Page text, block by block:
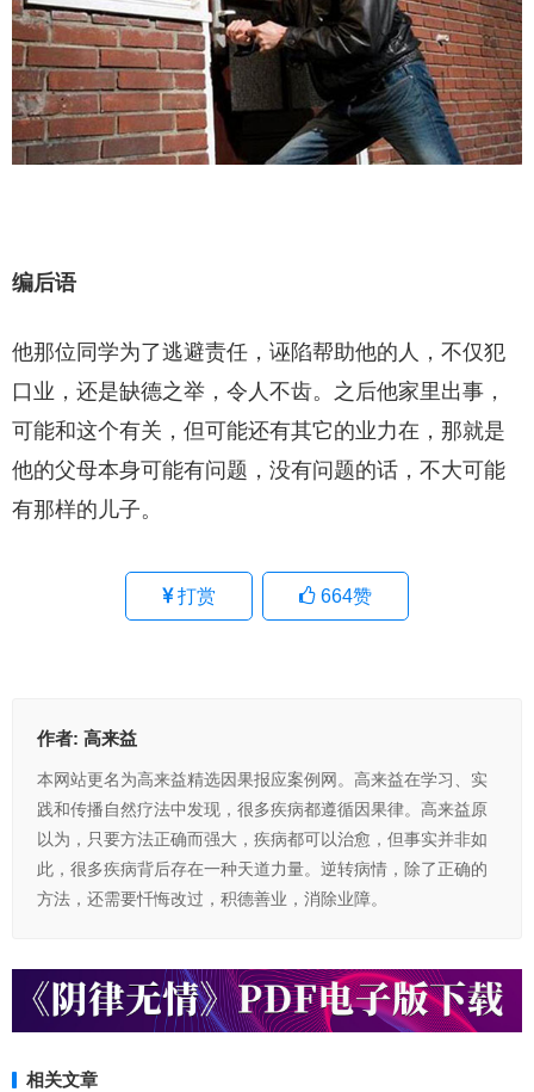
编后语
他那位同学为了逃避责任，诬陷帮助他的人，不仅犯
口业，还是缺德之举，令人不齿。之后他家里出事，
可能和这个有关，但可能还有其它的业力在，那就是
他的父母本身可能有问题，没有问题的话，不大可能
有那样的儿子。
打赏 664赞
作者: 高来益
本网站更名为高来益精选因果报应案例网。高来益在学习、实
践和传播自然疗法中发现，很多疾病都遵循因果律。高来益原
以为，只要方法正确而强大，疾病都可以治愈，但事实并非如
此，很多疾病背后存在一种天道力量。逆转病情，除了正确的
方法，还需要忏悔改过，积德善业，消除业障。
相关文章